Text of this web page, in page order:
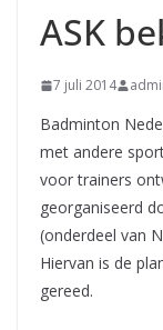
ASK
7 juli 2014
Badminton
met andere
voor trainers
georganiseerd
(onderdeel van
Hiervan is de
gereed.